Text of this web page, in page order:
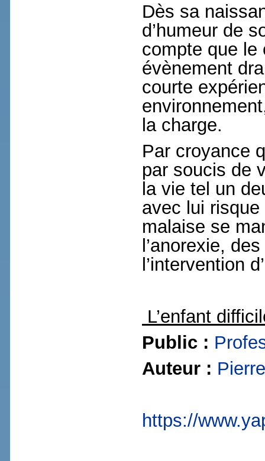
Dès sa
d’humeur de
compte que le
évènement
courte
la charge.
Par croyance
par soucis de
la vie tel un
avec lui risque
malaise se
l’anorexie,
l’intervention
L’enfant
Public :
Auteur :
https://